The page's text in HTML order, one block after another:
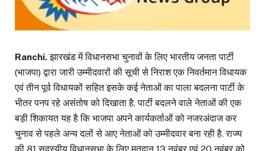
Ranchi.झारखंड में विधानसभा चुनावों के लिए भारतीय जनता पार्टी
(भाजपा) द्वारा जारी उम्मीदवारों की सूची से निराश एक निवर्तमान विधायक
एवं तीन पूर्व विधायकों सहित इसके कई नेताओं का पाला बदलना पार्टी के
भीतर पनप रहे असंतोष को दिखाता है. पार्टी बदलने वाले नेताओं की एक
बड़ी शिकायत यह है कि भाजपा अपने कार्यकर्ताओं को नजरअंदाज कर
चुनाव से पहले अन्य दलों से आए नेताओं को उम्मीदवार बना रही है. राज्य